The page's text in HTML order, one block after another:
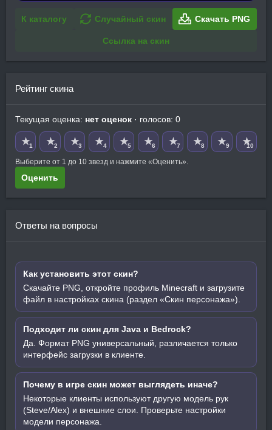
К каталогу Случайный скин Скачать PNG
Ссылка на скин
Рейтинг скина
Текущая оценка: нет оценок · голосов: 0
★1 ★2 ★3 ★4 ★5 ★6 ★7 ★8 ★9 ★10
Выберите от 1 до 10 звезд и нажмите «Оценить».
Оценить
Ответы на вопросы
Как установить этот скин?
Скачайте PNG, откройте профиль Minecraft и загрузите
файл в настройках скина (раздел «Скин персонажа»).
Подходит ли скин для Java и Bedrock?
Да. Формат PNG универсальный, различается только
интерфейс загрузки в клиенте.
Почему в игре скин может выглядеть иначе?
Некоторые клиенты используют другую модель рук
(Steve/Alex) и внешние слои. Проверьте настройки
модели персонажа.